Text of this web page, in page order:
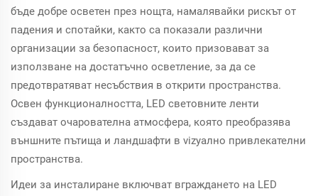
бъде добре осветен през нощта, намалявайки рискът от
падения и спотайки, както са показали различни
организации за безопасност, които призовават за
използване на достатъчно осветление, за да се
предотвратяват несъбствия в открити пространства.
Освен функционалността, LED световните ленти
създават очарователна атмосфера, която преобразява
външните пътища и ландшафти в vizуално привлекателни
пространства.
Идеи за инсталиране включват вграждането на LED